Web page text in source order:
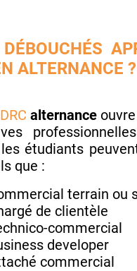
ALTERNANCE ?
alternance
étudiants
que :
terrain ou
de clientèle
commercial
developer
commercial